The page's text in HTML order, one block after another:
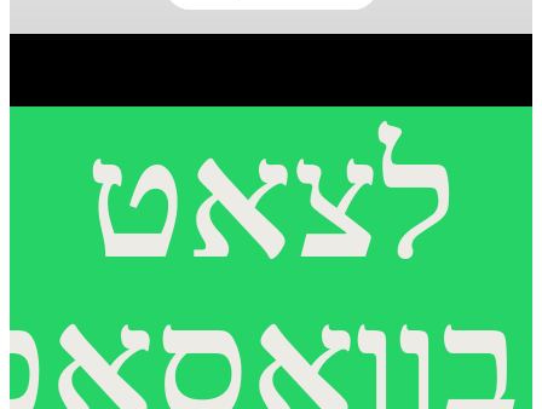
לצאט